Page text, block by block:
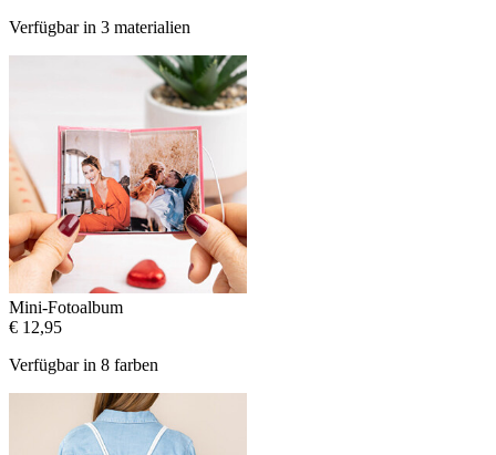
Verfügbar in 3 materialien
Mini-Fotoalbum
€ 12,95
Verfügbar in 8 farben